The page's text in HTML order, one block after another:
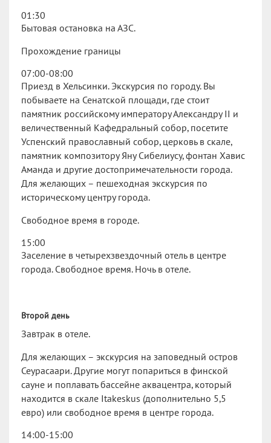
01:30
Бытовая остановка на АЗС.
Прохождение границы
07:00-08:00
Приезд в Хельсинки. Экскурсия по городу. Вы
побываете на Сенатской площади, где стоит
памятник российскому императору Александру II и
величественный Кафедральный собор, посетите
Успенский православный собор, церковь в скале,
памятник композитору Яну Сибелиусу, фонтан Хавис
Аманда и другие достопримечательности города.
Для желающих – пешеходная экскурсия по
историческому центру города.
Свободное время в городе.
15:00
Заселение в четырехзвездочный отель в центре
города. Свободное время. Ночь в отеле.
Второй день
Завтрак в отеле.
Для желающих – экскурсия на заповедный остров
Сеурасаари. Другие могут попариться в финской
сауне и поплавать бассейне аквацентра, который
находится в скале Itakeskus (дополнительно 5,5
евро) или свободное время в центре города.
14:00-15:00